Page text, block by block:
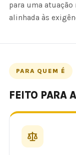
para uma
alinhada às
PARA QUEM É
FEITO PARA